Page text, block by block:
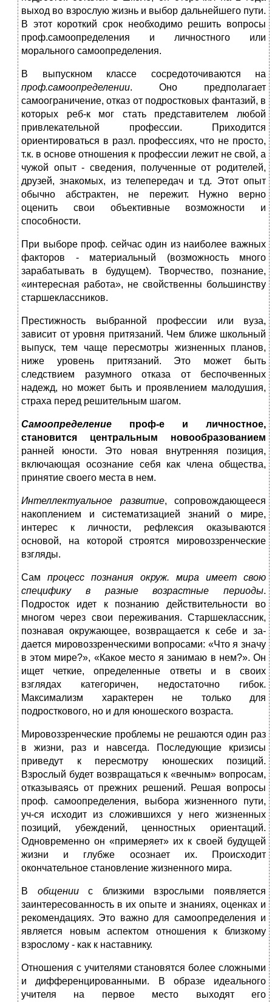
выход во взрослую жизнь и вы­бор дальнейшего пути.
В этот короткий срок необходимо решить вопросы
проф.самоопределения и личностного или
морального самоопределения.
В выпускном классе сосредоточиваются на
проф.самоопределении. Оно предполагает
самоограничение, отказ от подростковых фантазий, в
которых реб-к мог стать представителем любой
привлекатель­ной профессии. Приходится
ориентировать­ся в разл. профессиях, что не просто,
т.к. в основе отношения к профессии лежит не свой, а
чужой опыт - сведения, полученные от роди­телей,
друзей, знакомых, из телепередач и т.д. Этот опыт
обычно абстрактен, не пережит. Нужно верно
оценить свои объективные возможности и
способности.
При выборе проф. сейчас один из наиболее важных
факторов - материальный (возможность мно­го
зарабатывать в будущем). Творчество, познание,
«интересная работа», не свойственны большинству
старшеклассников.
Престижность выбранной профес­сии или вуза,
зависит от уровня притязаний. Чем ближе школьный
выпуск, тем чаще пересмотры жизненных планов,
ниже уровень притязаний. Это может быть
следствием разумного отказа от беспочвенных
надежд, но может быть и проявлением малодушия,
страха перед решительным шагом.
Самоопределение проф-е и личност­ное,
становится центральным новообразованием
ранней юности. Это новая внутренняя позиция,
включающая осоз­нание себя как члена общества,
принятие своего места в нем.
Интеллек­туальное развитие, сопровождающееся
накоплением и сис­тематизацией знаний о мире,
интерес к личности, реф­лексия оказываются
основой, на кото­рой строятся мировоззренческие
взгляды.
Сам процесс познания окруж. мира имеет свою
специ­фику в разные возрастные периоды.
Подросток идет к познанию действительности во
многом через свои переживания. Старшеклассник,
познавая окружающее, возвращается к себе и за­
дается мировоззренческими вопросами: «Что я значу
в этом мире?», «Какое место я занимаю в нем?». Он
ищет четкие, определенные ответы и в своих
взглядах категоричен, недостаточно гибок.
Максимализм характерен не только для
подросткового, но и для юношеского возраста.
Мировоззренческие проблемы не решаются один раз
в жизни, раз и навсегда. Последую­щие кризисы
приведут к пересмотру юношеских позиций.
Взрослый будет возвращаться к «вечным» вопросам,
отказываясь от прежних решений. Решая вопросы
проф. самоопределения, выбора жизненного пути,
уч-ся исходит из сложившихся у него жиз­ненных
позиций, убеждений, ценностных ориентаций.
Одновременно он «примеряет» их к своей будущей
жизни и глубже осознает их. Происходит
окончательное становление жизненного мира.
В общениис близкими взрослыми по­является
заинтересованность в их опыте и зна­ниях, оценках и
рекомендациях. Это важно для самоопределения и
является новым аспектом отношения к близко­му
взрослому - как к наставнику.
Отношения с учителями становятся более сложными
и дифференцированными. В образе идеального
учителя на первое место выходят его